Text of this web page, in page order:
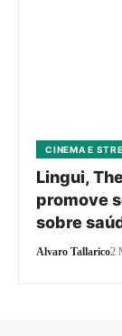
CINEMA E
Lingui,
promove
sobre
Alvaro Tallarico2